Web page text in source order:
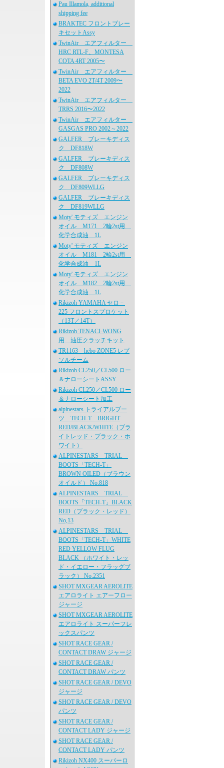
Pau Illamola, additional
shipping fee
BRAKTEC フロントブレー
キセットAssy
TwinAir エアフィルター
HRC RTL-F、MONTESA
COTA 4RT 2005〜
TwinAir エアフィルター
BETA EVO 2T/4T 2009〜
2022
TwinAir エアフィルター
TRRS 2016〜2022
TwinAir エアフィルター
GASGAS PRO 2002～2022
GALFER ブレーキディス
ク DF818W
GALFER ブレーキディス
ク DF808W
GALFER ブレーキディス
ク DF809WLLG
GALFER ブレーキディス
ク DF819WLLG
Moty' モティズ エンジン
オイル M171 2輪2st用
化学合成油 1L
Moty' モティズ エンジン
オイル M181 2輪2st用
化学合成油 1L
Moty' モティズ エンジン
オイル M182 2輪2st用
化学合成油 1L
Rikizoh YAMAHA セロ－
225 フロントスプロケット
（13T／14T）
Rikizoh TENACI-WONG
用 油圧クラッチキット
TR1163 hebo ZONE5 レプ
ソルチーム
Rikizoh CL250／CL500 ロー
＆ナローシートASSY
Rikizoh CL250／CL500 ロー
＆ナローシート加工
alpinestars トライアルブー
ツ TECH-T BRIGHT
RED/BLACK/WHITE（ブラ
イトレッド・ブラック・ホ
ワイト）
ALPINESTARS TRIAL
BOOTS「TECH-T」
BROWN OILED（ブラウン
オイルド） No.818
ALPINESTARS TRIAL
BOOTS「TECH-T」BLACK
RED（ブラック・レッド）
No,13
ALPINESTARS TRIAL
BOOTS「TECH-T」WHITE
RED YELLOW FLUG
BLACK （ホワイト・レッ
ド・イエロー・フラッグブ
ラック） No.2351
SHOT MXGEAR AEROLITE
エアロライト エアーフロー
ジャージ
SHOT MXGEAR AEROLITE
エアロライト スーパーフレ
ックスパンツ
SHOT RACE GEAR /
CONTACT DRAW ジャージ
SHOT RACE GEAR /
CONTACT DRAW パンツ
SHOT RACE GEAR / DEVO
ジャージ
SHOT RACE GEAR / DEVO
パンツ
SHOT RACE GEAR /
CONTACT LADY ジャージ
SHOT RACE GEAR /
CONTACT LADY パンツ
Rikizoh NX400 スーパーロ